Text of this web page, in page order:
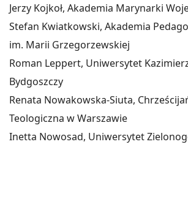
Jerzy Kojkoł, Akademia Marynarki
Stefan Kwiatkowski, Akademia
im. Marii Grzegorzewskiej
Roman Leppert, Uniwersytet
Bydgoszczy
Renata Nowakowska-Siuta,
Teologiczna w Warszawie
Inetta Nowosad, Uniwersytet